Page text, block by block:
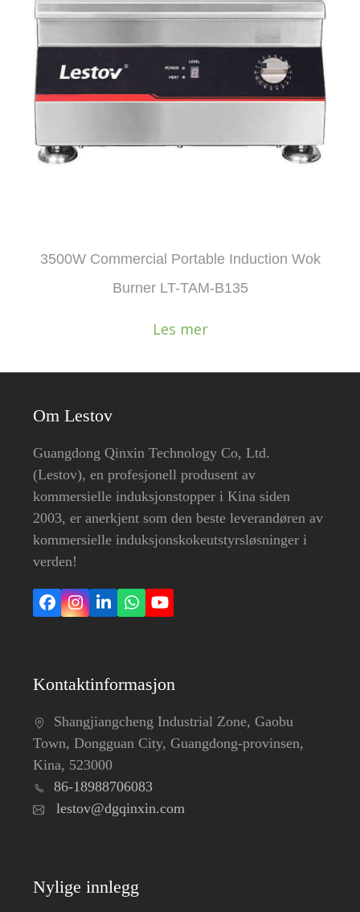
3500W Commercial Portable Induction Wok
Burner LT-TAM-B135
Les mer
Om Lestov
Guangdong Qinxin Technology Co, Ltd.
(Lestov), en profesjonell produsent av
kommersielle induksjonstopper i Kina siden
2003, er anerkjent som den beste leverandøren av
kommersielle induksjonskokeutstyrsløsninger i
verden!
Facebook
Instagram
LinkedIn
Whatsapp
YouTube
Kontaktinformasjon
Shangjiangcheng Industrial Zone, Gaobu
Town, Dongguan City, Guangdong-provinsen,
Kina, 523000
86-18988706083
lestov@dgqinxin.com
Nylige innlegg